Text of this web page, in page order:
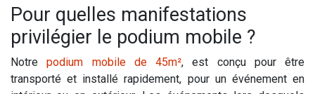
Pour quelles manifestations
privilégier le podium mobile ?
Notrepodium mobile de 45m², est conçu pour être
transporté et installé rapidement, pour un événement en